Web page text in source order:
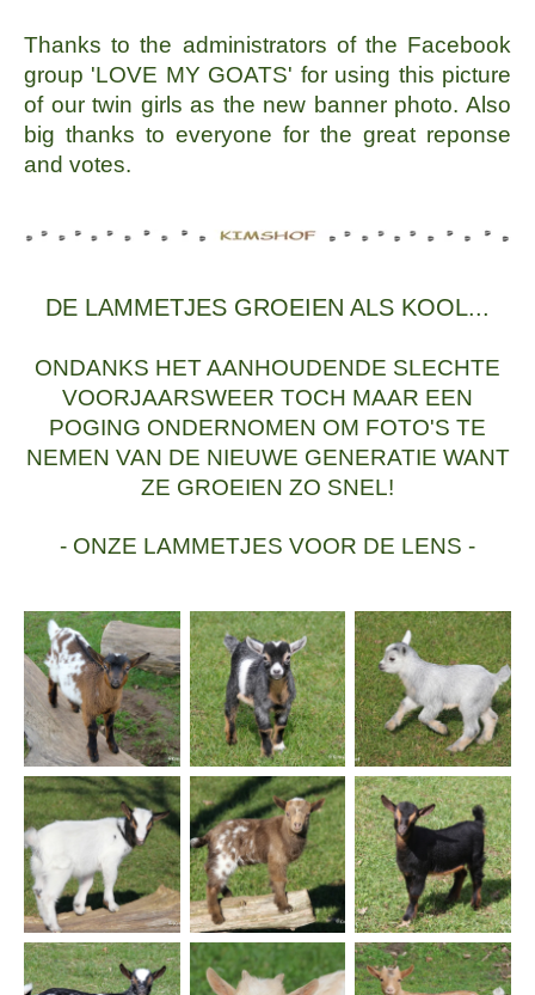
Thanks to the administrators of the Facebook
group 'LOVE MY GOATS' for using this picture
of our twin girls as the new banner photo. Also
big thanks to everyone for the great reponse
and votes.
DE LAMMETJES GROEIEN ALS KOOL...
ONDANKS HET AANHOUDENDE SLECHTE
VOORJAARSWEER TOCH MAAR EEN
POGING ONDERNOMEN OM FOTO'S TE
NEMEN VAN DE NIEUWE GENERATIE WANT
ZE GROEIEN ZO SNEL!
- ONZE LAMMETJES VOOR DE LENS -